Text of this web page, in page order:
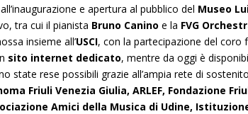
e apertura al pubblico del Museo
tra cui il pianista Bruno Canino e la FVG
insieme all’USCI, con la partecipazione del
sito internet dedicato, mentre da oggi è
state rese possibili grazie all’ampia rete di
Friuli Venezia Giulia, ARLEF, Fondazione
Amici della Musica di Udine,